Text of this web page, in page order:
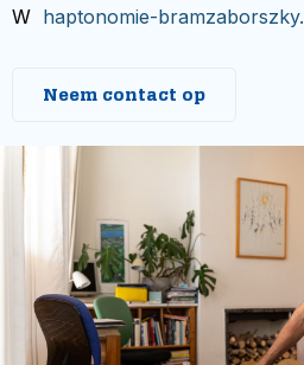
W haptonomie-
Neem contact op